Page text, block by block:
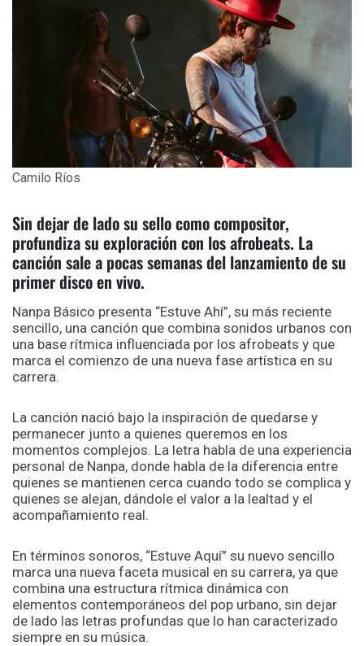
Camilo Ríos
Sin dejar de lado su sello como compositor,
profundiza su exploración con los afrobeats. La
canción sale a pocas semanas del lanzamiento de su
primer disco en vivo.
Nanpa Básico presenta “Estuve Ahí”, su más reciente
sencillo, una canción que combina sonidos urbanos con
una base rítmica influenciada por los afrobeats y que
marca el comienzo de una nueva fase artística en su
carrera.
La canción nació bajo la inspiración de quedarse y
permanecer junto a quienes queremos en los
momentos complejos. La letra habla de una experiencia
personal de Nanpa, donde habla de la diferencia entre
quienes se mantienen cerca cuando todo se complica y
quienes se alejan, dándole el valor a la lealtad y el
acompañamiento real.
En términos sonoros, “Estuve Aquí” su nuevo sencillo
marca una nueva faceta musical en su carrera, ya que
combina una estructura rítmica dinámica con
elementos contemporáneos del pop urbano, sin dejar
de lado las letras profundas que lo han caracterizado
siempre en su música.